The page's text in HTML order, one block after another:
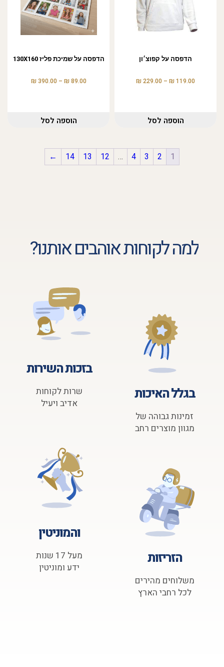
הדפסה על קפוצ׳ון
119.00
₪
–
229.00
₪
הוספה לסל
הדפסה על שמיכת פליז 130X160
89.00
₪
–
390.00
₪
הוספה לסל
1
2
3
4
…
12
13
14
←
למה לקוחות אוהבים אותנו?
בגלל האיכות
זמינות גבוהה של
מגוון מוצרים רחב
בזכות השירות
שרות לקוחות
אדיב ויעיל
הזריזות
משלוחים מהירים
לכל רחבי הארץ
והמוניטין
מעל 17 שנות
ידע ומוניטין